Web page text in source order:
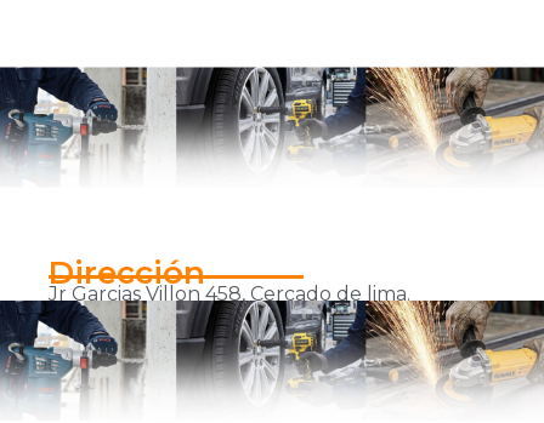
Dirección
Jr Garcias Villon 458, Cercado de lima.